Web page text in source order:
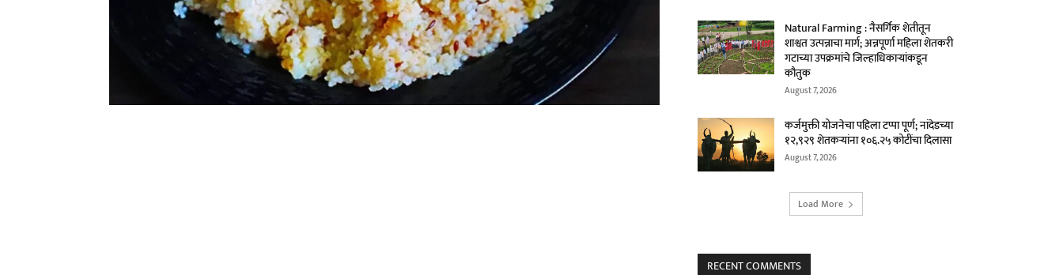
Natural Farming : नैसर्गिक शेतीतून
शाश्वत उत्पन्नाचा मार्ग; अन्नपूर्णा महिला शेतकरी
गटाच्या उपक्रमांचे जिल्हाधिकाऱ्यांकडून
कौतुक
August 7, 2026
कर्जमुक्ती योजनेचा पहिला टप्पा पूर्ण; नांदेडच्या
१२,९२९ शेतकऱ्यांना १०६.२५ कोटींचा दिलासा
August 7, 2026
Load More
RECENT COMMENTS